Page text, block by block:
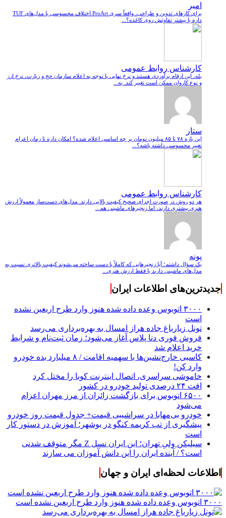
امیر
برای کارهای تدوین و طراحی، واقعاً سری ProArt اختلاف محسوسی با مدل‌های TUF
داره یا بیشتر تفاوتش روی کاغذه؟...
کارشناس روابط عمومی
بله، این ارقام برآوردی هستند و نرخ نهایی با توجه به اعلام سازمان حج و زیارت، نرخ ارز
و نوع کاروان ممکن است تغییر کند. به...
ستار
این بازه ۷۸ تا ۸۵ میلیون تومان بر چه اساسی اعلام شده؟ امکان داره تا زمان اعزام
تغییر محسوسی داشته باشه؟...
کارشناس روابط عمومی
هر دو روش در صورت اجرای صحیح کیفیت بالایی دارند. مدل‌های دست‌ساز معمولاً ارزش
هنری بیشتری دارند، اما زنجیرهای ماشینی هم...
پونه
یک سؤال داشتم؛ آیا زنجیرهایی که کاملاً با دست ساخته می‌شوند کیفیت بالاتری نسبت به
مدل‌های ماشینی دارند یا فقط ارزش هنری...
جدیدترین‌های اطلاعات ایران
۳۰۰۰ اتوبوس وعده داده شده هنوز وارد طرح اربعین نشده
است
تونل زیارباغ جاده هراز امسال به بهره‌برداری می‌رسد
فروش فوری دنا پلاس آغاز می‌شود؛ زمان ثبت‌نام و شرایط
خرید اعلام شد
کاسبی خارج‌نشین‌ها با سهمیه اقامت / ۸ میلیارد بده خودرو
وارد کن!
خاموشی سراسری، اتصال اینترنت کوبا را مختل کرد
افت ۲۴ درصدی تولید خودرو در کشور
۶۵۰۰ اتوبوس برای بازگشت زائران از مرز مهران اعزام
می‌شود
خودرو بی‌مهابا در سراشیبی قیمت+ جدول قیمت روز خودرو
پیشگیری از تب کریمه کنگو در بوشهر؛ آموزش در دستور کار
است
سیلیکن ولیِ تهران؛ این ایران نسل Z مگر متوقف شدنی
است؟ / آینده ایران را این دانش آموزان می سازند
اطلاعات لحظه‌ای ایران و جهان
۳۰۰۰ اتوبوس وعده داده شده هنوز وارد طرح اربعین نشده است